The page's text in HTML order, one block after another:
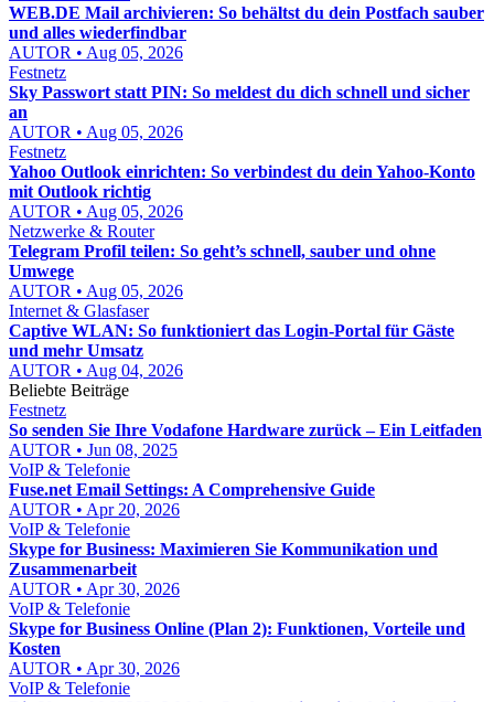
WEB.DE Mail archivieren: So behältst du dein Postfach sauber
und alles wiederfindbar
AUTOR • Aug 05, 2026
Festnetz
Sky Passwort statt PIN: So meldest du dich schnell und sicher
an
AUTOR • Aug 05, 2026
Festnetz
Yahoo Outlook einrichten: So verbindest du dein Yahoo-Konto
mit Outlook richtig
AUTOR • Aug 05, 2026
Netzwerke & Router
Telegram Profil teilen: So geht’s schnell, sauber und ohne
Umwege
AUTOR • Aug 05, 2026
Internet & Glasfaser
Captive WLAN: So funktioniert das Login-Portal für Gäste
und mehr Umsatz
AUTOR • Aug 04, 2026
Beliebte Beiträge
Festnetz
So senden Sie Ihre Vodafone Hardware zurück – Ein Leitfaden
AUTOR • Jun 08, 2025
VoIP & Telefonie
Fuse.net Email Settings: A Comprehensive Guide
AUTOR • Apr 20, 2026
VoIP & Telefonie
Skype for Business: Maximieren Sie Kommunikation und
Zusammenarbeit
AUTOR • Apr 30, 2026
VoIP & Telefonie
Skype for Business Online (Plan 2): Funktionen, Vorteile und
Kosten
AUTOR • Apr 30, 2026
VoIP & Telefonie